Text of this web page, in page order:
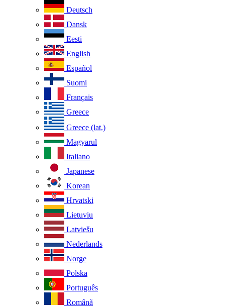
Deutsch
Dansk
Eesti
English
Español
Suomi
Français
Greece
Greece (lat.)
Magyarul
Italiano
Japanese
Korean
Hrvatski
Lietuviu
Latviešu
Nederlands
Norge
Polska
Português
Românã